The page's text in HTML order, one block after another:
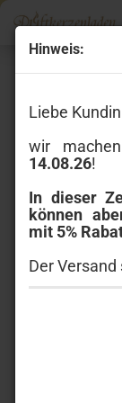
Hinweis:
Liebe
wir
14.08.26!
In dieser
können
mit 5%
Der
Autoduft-
dekorativen